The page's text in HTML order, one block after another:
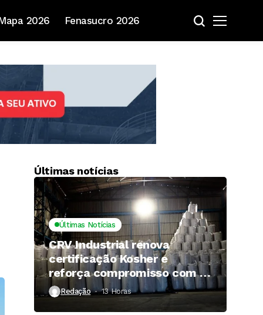
2026 Fenasucro 2026
Últimas notícias
Últimas Notícias
CRV Industrial renova
certificação Kosher e
reforça compromisso com a
qualidade
Redação 13 Horas ⁮